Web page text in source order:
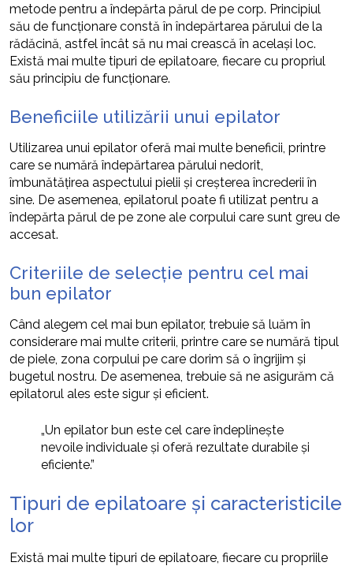
metode pentru a îndepărta părul de pe corp. Principiul
său de funcționare constă în îndepărtarea părului de la
rădăcină, astfel încât să nu mai crească în același loc.
Există mai multe tipuri de epilatoare, fiecare cu propriul
său principiu de funcționare.
Beneficiile utilizării unui epilator
Utilizarea unui epilator oferă mai multe beneficii, printre
care se numără îndepărtarea părului nedorit,
îmbunătățirea aspectului pielii și creșterea încrederii în
sine. De asemenea, epilatorul poate fi utilizat pentru a
îndepărta părul de pe zone ale corpului care sunt greu de
accesat.
Criteriile de selecție pentru cel mai
bun epilator
Când alegem cel mai bun epilator, trebuie să luăm în
considerare mai multe criterii, printre care se numără tipul
de piele, zona corpului pe care dorim să o îngrijim și
bugetul nostru. De asemenea, trebuie să ne asigurăm că
epilatorul ales este sigur și eficient.
„Un epilator bun este cel care îndeplinește
nevoile individuale și oferă rezultate durabile și
eficiente.”
Tipuri de epilatoare și caracteristicile
lor
Există mai multe tipuri de epilatoare, fiecare cu propriile